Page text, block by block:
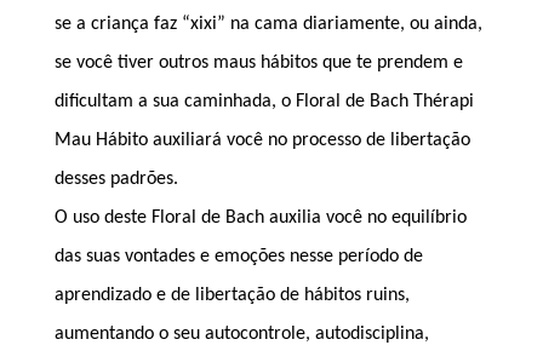
se a criança faz “xixi” na cama diariamente, ou ainda,
se você tiver outros maus hábitos que te prendem e
dificultam a sua caminhada, o Floral de Bach Thérapi
Mau Hábito auxiliará você no processo de libertação
desses padrões.
O uso deste Floral de Bach auxilia você no equilíbrio
das suas vontades e emoções nesse período de
aprendizado e de libertação de hábitos ruins,
aumentando o seu autocontrole, autodisciplina,